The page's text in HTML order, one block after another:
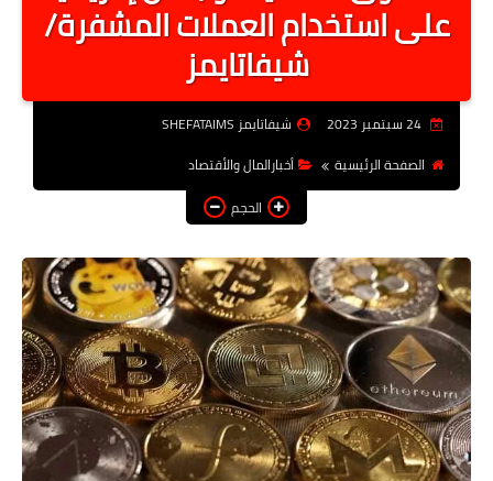
أخبار الرياصة
الطب البديل
منوعات
خدمات
عاجل
التعليم
الصحه
الطقس
معلومه قانونيه
على استخدام العملات المشفرة/
شيفاتايمز
24 سبتمبر 2023
شيفاتايمز SHEFATAIMS
الصفحة الرئيسية
أخبارالمال والأقتصاد
الحجم